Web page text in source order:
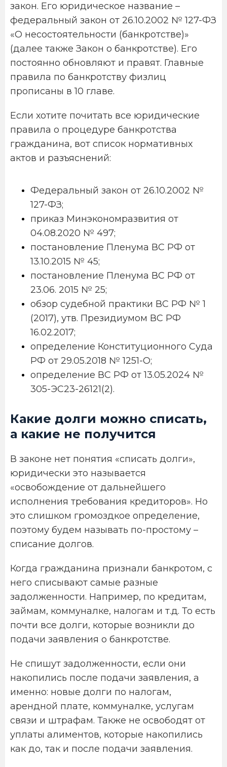
закон. Его юридическое название –
федеральный закон от 26.10.2002 № 127-ФЗ
«О несостоятельности (банкротстве)»
(далее также Закон о банкротстве). Его
постоянно обновляют и правят. Главные
правила по банкротству физлиц
прописаны в 10 главе.
Если хотите почитать все юридические
правила о процедуре банкротства
гражданина, вот список нормативных
актов и разъяснений:
Федеральный закон от 26.10.2002 №
127-ФЗ;
приказ Минэкономразвития от
04.08.2020 № 497;
постановление Пленума ВС РФ от
13.10.2015 № 45;
постановление Пленума ВС РФ от
23.06. 2015 № 25;
обзор судебной практики ВС РФ № 1
(2017), утв. Президиумом ВС РФ
16.02.2017;
определение Конституционного Суда
РФ от 29.05.2018 № 1251-О;
определение ВС РФ от 13.05.2024 №
305-ЭС23-26121(2).
Какие долги можно списать,
а какие не получится
В законе нет понятия «списать долги»,
юридически это называется
«освобождение от дальнейшего
исполнения требования кредиторов». Но
это слишком громоздкое определение,
поэтому будем называть по-простому –
списание долгов.
Когда гражданина признали банкротом, с
него списывают самые разные
задолженности. Например, по кредитам,
займам, коммуналке, налогам и т.д. То есть
почти все долги, которые возникли до
подачи заявления о банкротстве.
Не спишут задолженности, если они
накопились после подачи заявления, а
именно: новые долги по налогам,
арендной плате, коммуналке, услугам
связи и штрафам. Также не освободят от
уплаты алиментов, которые накопились
как до, так и после подачи заявления.